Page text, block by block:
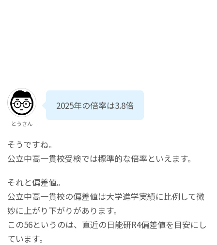
とうさん
2025年の倍率は3.8倍
そうですね。
公立中高一貫校受検では標準的な倍率といえます。
それと偏差値。
公立中高一貫校の偏差値は大学進学実績に比例して微
妙に上がり下がりがあります。
この56というのは、直近の日能研R4偏差値を目安にし
ています。